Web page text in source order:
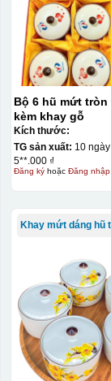
phẩm như ly,
tặng khác. Kỹ
khác nhau, độ
phù hợp cho
quy trình
tương đối cao.
Kiểu hộp:
Hộp xi lót lụa
Bộ 6 hũ mứt tròn
kèm khay gỗ
Kích thước:
TG sản xuất: 10 ngày
5**.000 ₫
Đăng kýhoặc Đăng nhập